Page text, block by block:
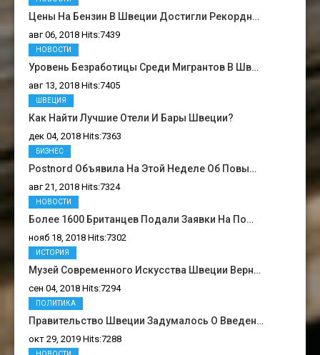
Цены На Бензин В Швеции Достигли Рекордн…
авг 06, 2018 Hits:7439
Уровень Безработицы Среди Мигрантов В Шв…
авг 13, 2018 Hits:7405
НОВОСТИ
Как Найти Лучшие Отели И Бары Швеции?
дек 04, 2018 Hits:7363
ШВЕЦИЯ
Postnord Объявила На Этой Неделе Об Повы…
авг 21, 2018 Hits:7324
БИЗНЕС
Более 1600 Британцев Подали Заявки На По…
нояб 18, 2018 Hits:7302
НОВОСТИ
Музей Современного Искусства Швеции Верн…
сен 04, 2018 Hits:7294
ИСТОРИЯ
Правительство Швеции Задумалось О Введен…
окт 29, 2019 Hits:7288
ПОЛИТИКА